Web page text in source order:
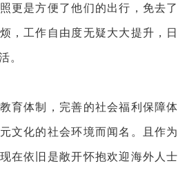
更是方便了他们的出行，免去了
，工作自由度无疑大大提升，日
。
育体制，完善的社会福利保障体
文化的社会环境而闻名。且作为
在依旧是敞开怀抱欢迎海外人士